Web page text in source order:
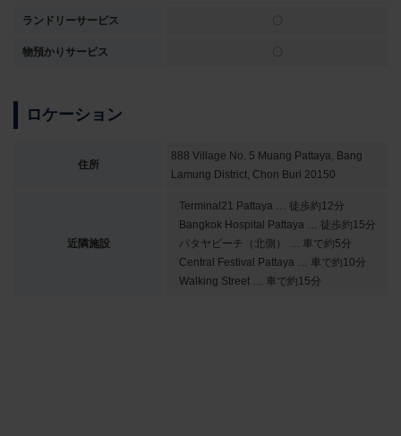
ランドリーサービス 〇
物預かりサービス 〇
ロケーション
住所
888 Village No. 5 Muang Pattaya, Bang
Lamung District, Chon Buri 20150
近隣施設
Terminal21 Pattaya … 徒歩約12分
Bangkok Hospital Pattaya … 徒歩約15分
パタヤビーチ（北側） … 車で約5分
Central Festival Pattaya … 車で約10分
Walking Street … 車で約15分